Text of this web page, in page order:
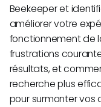
Beekeeper et
améliorer votre
fonctionnement de
frustrations
résultats, et
recherche plus
pour surmonter